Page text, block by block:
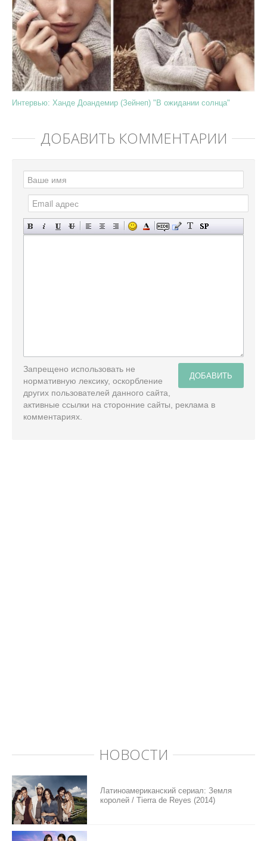
Интервью: Ханде Доандемир (Зейнеп) "В ожидании солнца"
ДОБАВИТЬ КОММЕНТАРИЙ
ДОБАВИТЬ
Запрещено использовать не
нормативную лексику, оскорбление
других пользователей данного сайта,
активные ссылки на сторонние сайты, реклама в
комментариях.
НОВОСТИ
Латиноамериканский сериал: Земля
королей / Tierra de Reyes (2014)